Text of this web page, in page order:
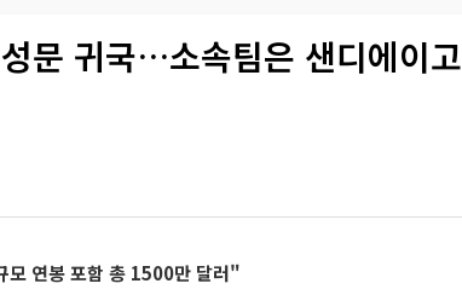
문 귀국…소속팀은 샌디에이고
모 연봉 포함 총 1500만 달러"